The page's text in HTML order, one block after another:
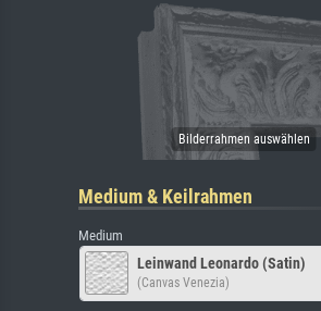
Medium & Keilrahmen
Medium
Leinwand Leonardo (Satin)
(Canvas Venezia)